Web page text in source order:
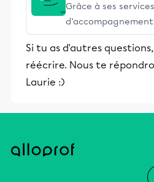
Grâce à ses services
stimulants, Alloprof
et leurs parents
éducative.
Si tu as d'autres
réécrire. Nous te
Laurie :)